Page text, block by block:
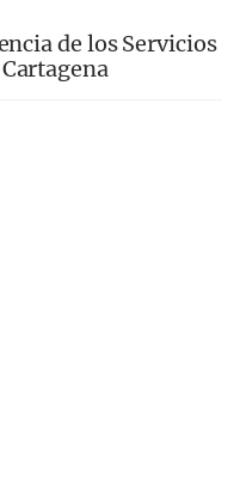
de los Servicios